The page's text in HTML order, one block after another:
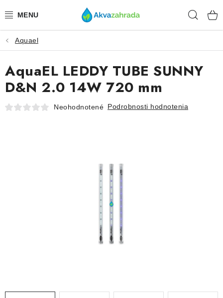
na
TECHNIKA
HNOJIVÁ
VODA
Aquael
AquaEL LEDDY TUBE SUNNY
D&N 2.0 14W 720 mm
Neohodnotené Podrobnosti hodnotenia